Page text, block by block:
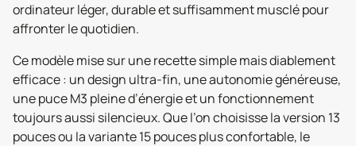
ordinateur léger, durable et suffisamment musclé pour
affronter le quotidien.
Ce modèle mise sur une recette simple mais diablement
efficace : un design ultra-fin, une autonomie généreuse,
une puce M3 pleine d’énergie et un fonctionnement
toujours aussi silencieux. Que l’on choisisse la version 13
pouces ou la variante 15 pouces plus confortable, le